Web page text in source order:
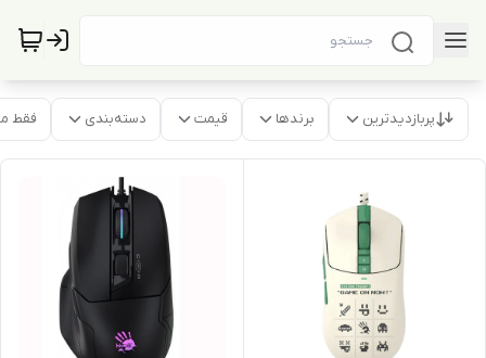
پربازدیدترین برندها قیمت دسته‌بندی فقط